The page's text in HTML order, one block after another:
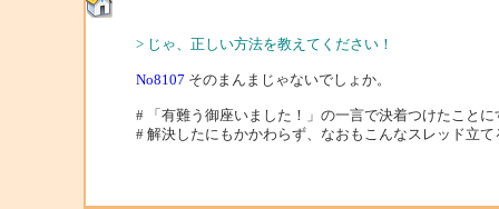
> じゃ、正しい方法を教えてください！
No8107 そのまんまじゃないでしょか。
# 「有難う御座いました！」の一言で決着つけたことに
# 解決したにもかかわらず、なおもこんなスレッド立て